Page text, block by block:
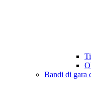
Bandi di gara